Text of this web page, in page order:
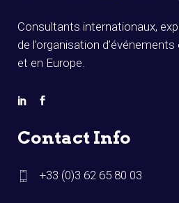
Consultants internationaux,
de l’organisation
et en Europe.
Contact Info
+33 (0)3 62 65 80 03